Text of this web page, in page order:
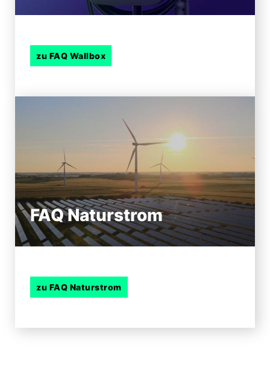
zu FAQ Wallbox
FAQ Naturstrom
zu FAQ Naturstrom